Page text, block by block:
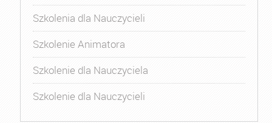
Szkolenia dla Nauczycieli
Szkolenie Animatora
Szkolenie dla Nauczyciela
Szkolenie dla Nauczycieli